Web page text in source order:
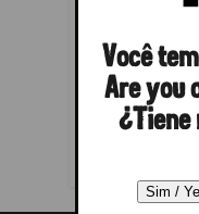
POST
You must
comment.
Você
Are you
¿Tiene